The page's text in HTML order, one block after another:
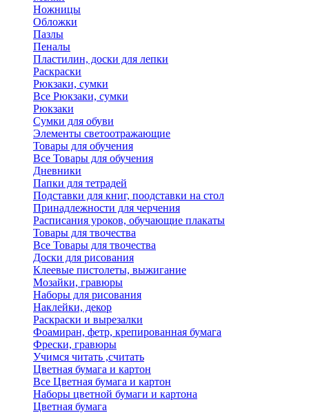
Ножницы
Обложки
Пазлы
Пеналы
Пластилин, доски для лепки
Раскраски
Рюкзаки, сумки
Все Рюкзаки, сумки
Рюкзаки
Сумки для обуви
Элементы светоотражающие
Товары для обучения
Все Товары для обучения
Дневники
Папки для тетрадей
Подставки для книг, поодставки на стол
Принадлежности для черчения
Расписания уроков, обучающие плакаты
Товары для твочества
Все Товары для твочества
Доски для рисования
Клеевые пистолеты, выжигание
Мозайки, гравюры
Наборы для рисования
Наклейки, декор
Раскраски и вырезалки
Фоамиран, фетр, крепированная бумага
Фрески, гравюры
Учимся читать ,считать
Цветная бумага и картон
Все Цветная бумага и картон
Наборы цветной бумаги и картона
Цветная бумага